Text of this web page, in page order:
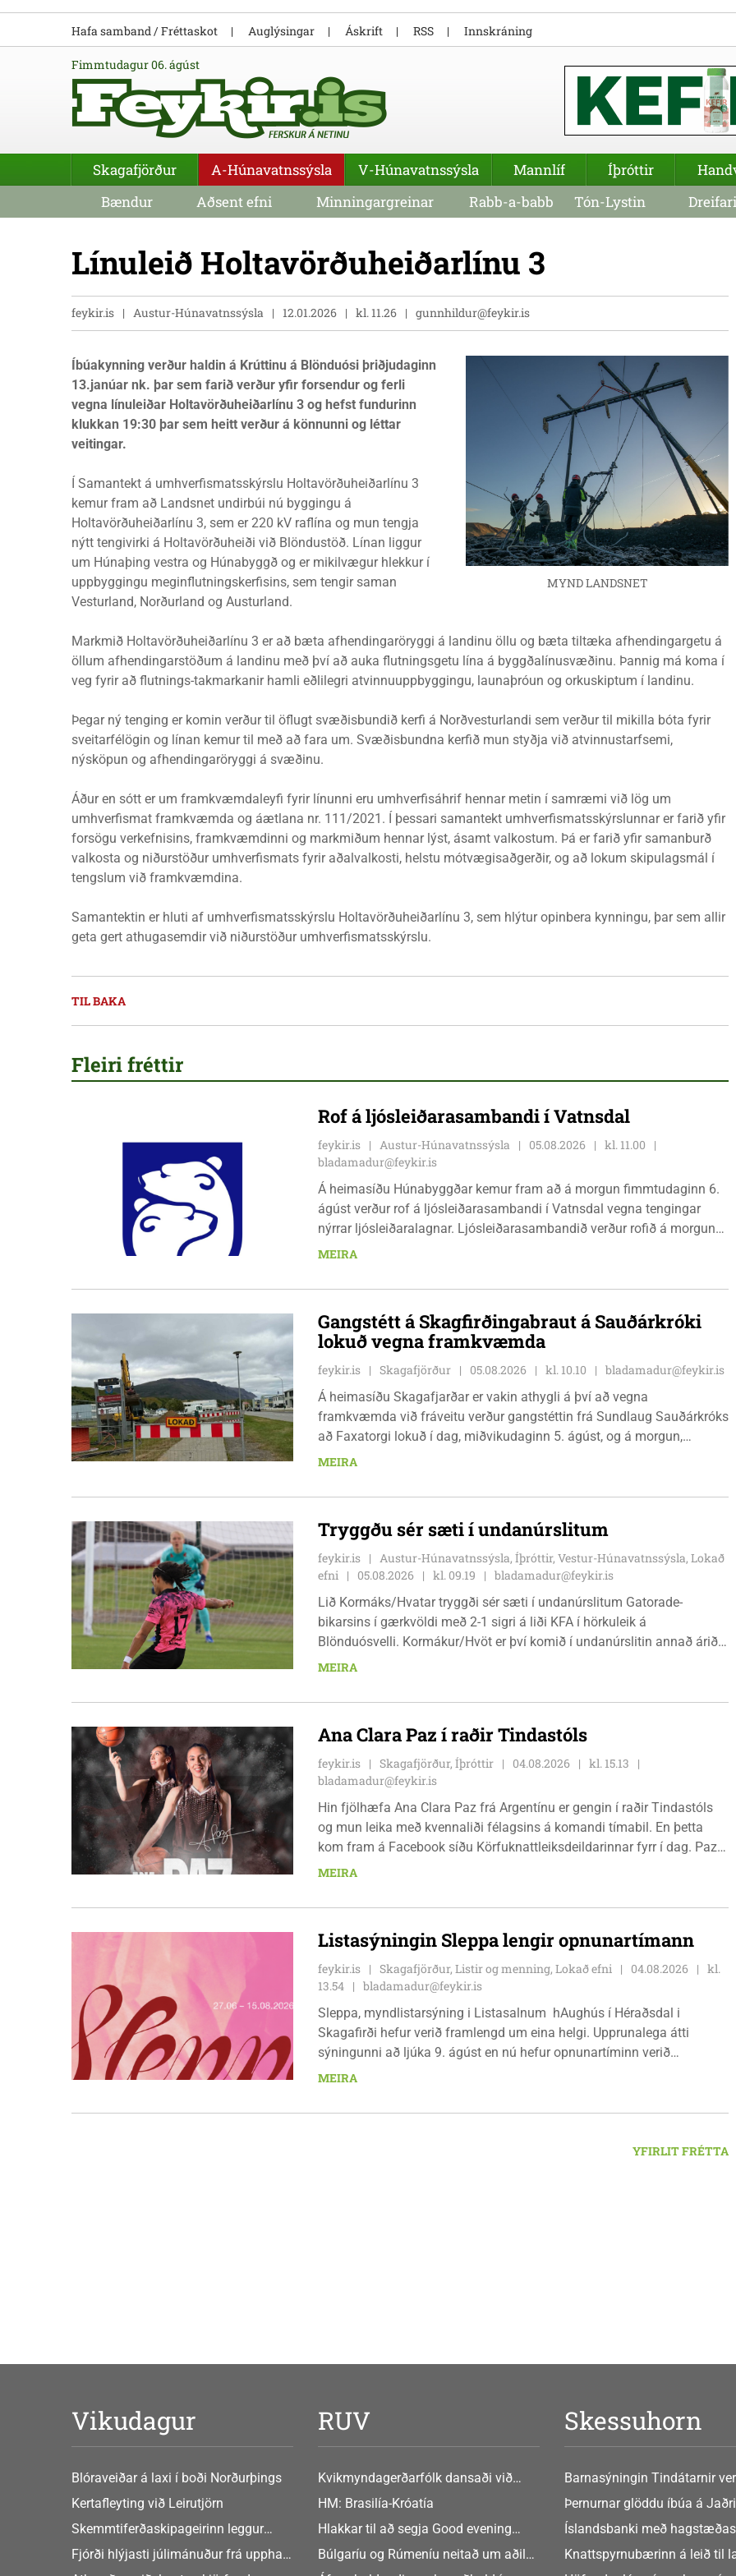
fimmtudagur 06. ágúst
Línu­leið Holta­vörðu­heið­ar­línu 3
feykir.is Austur-Húnavatnssýsla 12.01.2026 kl. 11.26 gunnhildur@feykir.is
MYND LANDSNET
Íbúa­kynn­ing verður haldin á Krúttinu á Blönduósi þriðjudaginn
13.janúar nk. þar sem farið verður yfir forsendur og ferli
vegna línu­leiðar Holta­vörðu­heið­ar­línu 3 og hefst fundurinn
klukkan 19:30 þar sem heitt verður á könnunni og léttar
veitingar.
Í Samantekt á umhverfismatsskýrslu Holtavörðuheiðarlínu 3
kemur fram að Landsnet undirbúi nú byggingu á
Holtavörðuheiðarlínu 3, sem er 220 kV raflína og mun tengja
nýtt tengivirki á Holtavörðuheiði við Blöndustöð. Línan liggur
um Húnaþing vestra og Húnabyggð og er mikilvægur hlekkur í
uppbyggingu meginflutningskerfisins, sem tengir saman
Vesturland, Norðurland og Austurland.
Markmið Holtavörðuheiðarlínu 3 er að bæta afhendingaröryggi á landinu öllu og bæta tiltæka afhendingargetu á
öllum afhendingarstöðum á landinu með því að auka flutningsgetu lína á byggðalínusvæðinu. Þannig má koma í
veg fyrir að flutnings-takmarkanir hamli eðlilegri atvinnuuppbyggingu, launaþróun og orkuskiptum í landinu.
Þegar ný tenging er komin verður til öflugt svæðisbundið kerfi á Norðvesturlandi sem verður til mikilla bóta fyrir
sveitarfélögin og línan kemur til með að fara um. Svæðisbundna kerfið mun styðja við atvinnustarfsemi,
nýsköpun og afhendingaröryggi á svæðinu.
Áður en sótt er um framkvæmdaleyfi fyrir línunni eru umhverfisáhrif hennar metin í samræmi við lög um
umhverfismat framkvæmda og áætlana nr. 111/2021. Í þessari samantekt umhverfismatsskýrslunnar er farið yfir
forsögu verkefnisins, framkvæmdinni og markmiðum hennar lýst, ásamt valkostum. Þá er farið yfir samanburð
valkosta og niðurstöður umhverfismats fyrir aðalvalkosti, helstu mótvægisaðgerðir, og að lokum skipulagsmál í
tengslum við framkvæmdina.
Samantektin er hluti af umhverfismatsskýrslu Holtavörðuheiðarlínu 3, sem hlýtur opinbera kynningu, þar sem allir
geta gert athugasemdir við niðurstöður umhverfismatsskýrslu.
TIL BAKA
Fleiri fréttir
Rof á ljósleiðarasambandi í Vatnsdal
feykir.is Austur-Húnavatnssýsla 05.08.2026
kl. 11.00
bladamadur@feykir.is
Á heimasíðu Húnabyggðar kemur fram að á morgun fimmtudaginn 6.
ágúst verður rof á ljósleiðarasambandi í Vatnsdal vegna tengingar
nýrrar ljósleiðaralagnar. Ljósleiðarasambandið verður rofið á morgun
fimmtudag klukkan 9:00 í vestanverðum Vatnsdal.
MEIRA
Gangstétt á Skagfirðingabraut á Sauðárkróki
lokuð vegna framkvæmda
feykir.is Skagafjörður 05.08.2026 kl. 10.10
bladamadur@feykir.is
Á heimasíðu Skagafjarðar er vakin athygli á því að vegna
framkvæmda við fráveitu verður gangstéttin frá Sundlaug Sauðárkróks
að Faxatorgi lokuð í dag, miðvikudaginn 5. ágúst, og á morgun,
fimmtudaginn 6. ágúst.
MEIRA
Tryggðu sér sæti í undanúrslitum
feykir.is
Austur-Húnavatnssýsla, Íþróttir, Vestur-Húnavatnssýsla, Lokað
efni
05.08.2026 kl. 09.19
bladamadur@feykir.is
Lið Kormáks/Hvatar tryggði sér sæti í undanúrslitum Gatorade-
bikarsins í gærkvöldi með 2-1 sigri á liði KFA í hörkuleik á
Blönduósvelli. Kormákur/Hvöt er því komið í undanúrslitin annað árið í
röð, en ásamt þeim verða Álftnesingar, Haukar og Selfyssingar í
MEIRA
Ana Clara Paz í raðir Tindastóls
feykir.is Skagafjörður, Íþróttir 04.08.2026
kl. 15.13
bladamadur@feykir.is
Hin fjölhæfa Ana Clara Paz frá Argentínu er gengin í raðir Tindastóls
og mun leika með kvennaliði félagsins á komandi tímabil. En þetta
kom fram á Facebook síðu Körfuknattleiksdeildarinnar fyrr í dag. Paz
þekkir íslenska körfuboltann vel og kemur með mikilvæga reynslu inn í
MEIRA
Listasýningin Sleppa lengir opnunartímann
feykir.is Skagafjörður, Listir og menning, Lokað efni 04.08.2026
kl.
13.54
bladamadur@feykir.is
Sleppa, myndlistarsýning i Listasalnum hAughús í Héraðsdal i
Skagafirði hefur verið framlengd um eina helgi. Upprunalega átti
sýningunni að ljúka 9. ágúst en nú hefur opnunartíminn verið
framlengdur til 15. ágúst. Opið er á föstudögum og um helgar frá
MEIRA
YFIRLIT FRÉTTA
Hafa samband / Fréttaskot Auglýsingar Áskrift RSS Innskráning
Skagafjörður A-Húnavatnssýsla V-Húnavatnssýsla Mannlíf Íþróttir
Bændur
Aðsent efni Minningargreinar Rabb-a-babb Tón-Lystin
Vikudagur
Blóraveiðar á laxi í boði Norðurþings
Kertafleyting við Leirutjörn
Skemmtiferðaskipageirinn leggur
áherslu á aukið samstarf við íslensk
Fjórði hlýjasti júlimánuður frá upphafi
RUV
Kvikmyndagerðarfólk dansaði við
GusGus
HM: Brasilía-Króatía
Hlakkar til að segja Good evening
Europe
Búlgaríu og Rúmeníu neitað um aðild
Skessuhorn
Barnasýningin Tindátarnir
Bókasafni Akraness í dag ?
eftir Soffíu Björg
Þernurnar glöddu íbúa á Jaðri
Íslandsbanki með
tilboðið
Knattspyrnubærinn á leið til